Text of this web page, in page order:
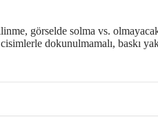
görselde solma vs.
dokunulmamalı, baskı